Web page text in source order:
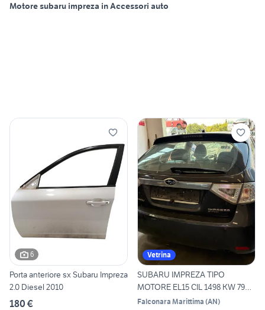
Motore subaru impreza in Accessori auto
6
Porta anteriore sx Subaru Impreza
2.0 Diesel 2010
180 €
Vetrina
SUBARU IMPREZA TIPO
MOTORE EL15 CIL 1498 KW 79
B_G
Falconara Marittima (AN)